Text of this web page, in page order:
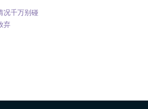
况千万别碰
弃